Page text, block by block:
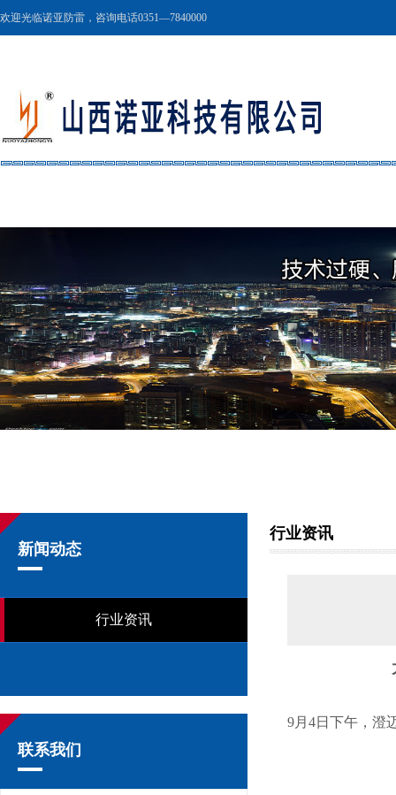
欢迎光临诺亚防雷，咨询电话0351—7840000
新闻动态
行业资讯
联系我们
行业资讯
9月4日下午，澄